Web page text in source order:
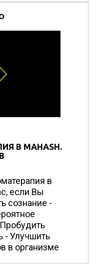
В MAHASH.
в
если Вы
сознание -
- Улучшить
в организме